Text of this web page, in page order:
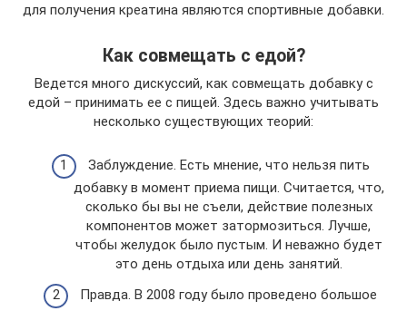
для получения креатина являются спортивные добавки.
Как совмещать с едой?
Ведется много дискуссий, как совмещать добавку с
едой – принимать ее с пищей. Здесь важно учитывать
несколько существующих теорий:
Заблуждение. Есть мнение, что нельзя пить
добавку в момент приема пищи. Считается, что,
сколько бы вы не съели, действие полезных
компонентов может затормозиться. Лучше,
чтобы желудок было пустым. И неважно будет
это день отдыха или день занятий.
Правда. В 2008 году было проведено большое